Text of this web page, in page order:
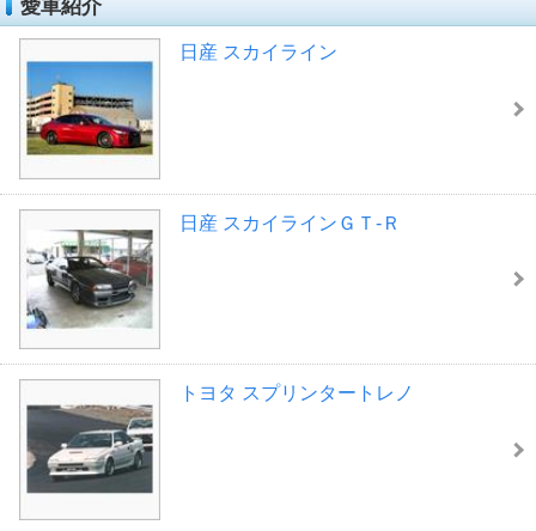
愛車紹介
日産 スカイライン
日産 スカイラインＧＴ‐Ｒ
トヨタ スプリンタートレノ